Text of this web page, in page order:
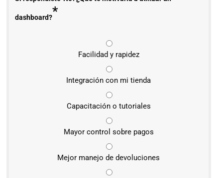
dashboard?*
Facilidad y rapidez
Integración con mi tienda
Capacitación o tutoriales
Mayor control sobre pagos
Mejor manejo de devoluciones